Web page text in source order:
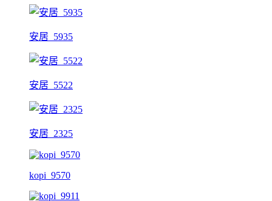
安居_5935
安居_5522
安居_2325
kopi_9570